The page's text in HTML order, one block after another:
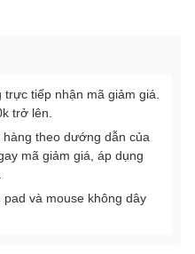
tiếp nhận mã giảm giá.
trở lên.
theo dướng dẫn của
mã giảm giá, áp dụng
và mouse không dây